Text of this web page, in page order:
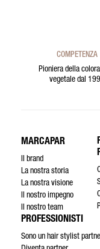
COMPETENZA
Pioniera della
vegetale dal
MARCAPAR
Il brand
La nostra storia
La nostra visione
Il nostro impegno
Il nostro team
PROFESSIONISTI
Sono un hair stylist